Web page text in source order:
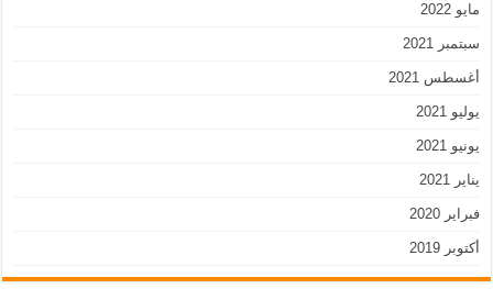
مايو 2022
سبتمبر 2021
أغسطس 2021
يوليو 2021
يونيو 2021
يناير 2021
فبراير 2020
أكتوبر 2019